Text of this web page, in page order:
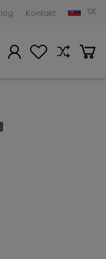
Kontakt SK